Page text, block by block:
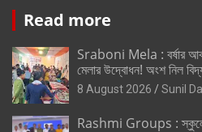
Read more
Sraboni Mela : বর্ষার আবহে
মেলার উদ্বোধন! অংশ নিল
8 August 2026 Sunil
Rashmi Groups : স্কুলের